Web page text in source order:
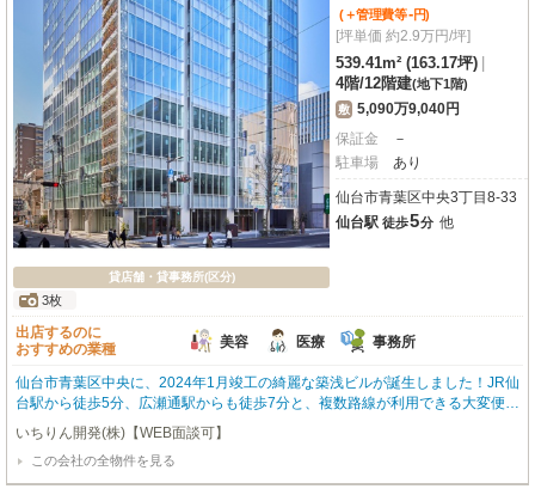
貸店舗・貸事務所(区分)
3枚
(＋管理費等-円)
[坪単価 約2.9万円/坪]
539.41m² (163.17坪)
4階/12階建(地下1階)
敷 5,090万9,040円
保証金
－
駐車場
あり
仙台市青葉区中央3丁目8-33
仙台駅 徒歩5分 他
出店するのに
おすすめの業種
美容 医療 事務所
仙台市青葉区中央に、2024年1月竣工の綺麗な築浅ビルが誕生しました！JR仙
台駅から徒歩5分、広瀬通駅からも徒歩7分と、複数路線が利用できる大変便利
な駅前立地が魅力です。周辺にはスターバックスやコンビニ、銀行、ドラッグ
ストアなどが充実しており、ビジネスを強力にサポートしてくれる環境が整っ
ています。広々とした539.41㎡の空間は、OAフロアや個別空調、24時間セキ
ュリティを完備。快適なオフィス環境はもちろん、美容・健康・介護、医療関
いちりん開発(株)【WEB面談可】
この会社の全物件を見る